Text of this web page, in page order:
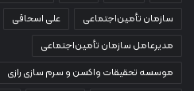
سازمان تأمین‌اجتماعی
علی اسحاقی
مدیرعامل سازمان تأمین‌اجتماعی
موسسه تحقیقات واکسن و سرم سازی رازی